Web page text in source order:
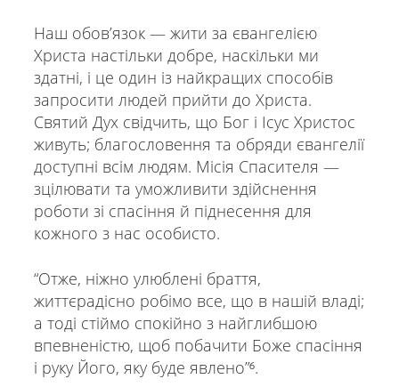
Наш обов’язок — жити за євангелією
Христа настільки добре, наскільки ми
здатні, і це один із найкращих способів
запросити людей прийти до Христа.
Святий Дух свідчить, що Бог і Ісус Христос
живуть; благословення та обряди євангелії
доступні всім людям. Місія Спасителя —
зцілювати та уможливити здійснення
роботи зі спасіння й піднесення для
кожного з нас особисто.
“Отже, ніжно улюблені браття,
життєрадісно робімо все, що в нашій владі;
а тоді стіймо спокійно з найглибшою
впевненістю, щоб побачити Боже спасіння
і руку Його, яку буде явлено”⁶.